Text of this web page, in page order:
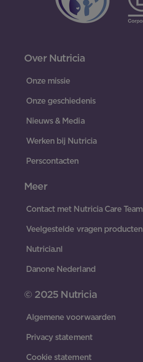
Over Nutricia
Onze missie
Onze geschiedenis
Nieuws & Media
Werken bij Nutricia
Perscontacten
Meer
Contact met Nutricia Care Team
Veelgestelde vragen producten
Nutricia.nl
Danone Nederland
© 2025 Nutricia
Algemene voorwaarden
Privacy statement
Cookie statement